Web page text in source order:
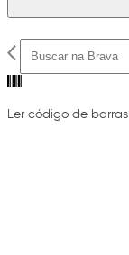
Ler código de barras